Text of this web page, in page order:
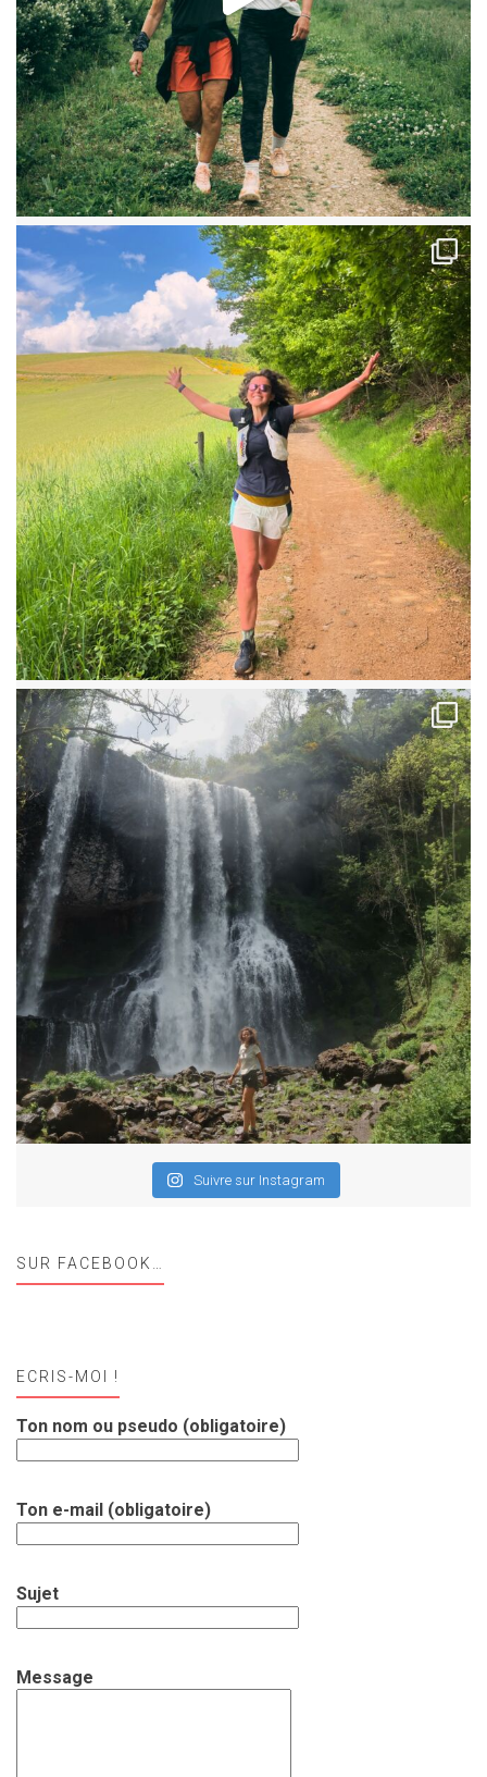
Suivre sur Instagram
SUR FACEBOOK…
ECRIS-MOI !
Ton nom ou pseudo (obligatoire)
Ton e-mail (obligatoire)
Sujet
Message